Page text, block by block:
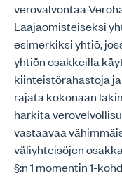
verovalvontaa
Laajaomisteiseksi
esimerkiksi yhtiö,
yhtiön osakkeilla
kiinteistörahastoja
rajata kokonaan
harkita
vastaavaa
väliyhteisöjen
§:n 1 momentin 1-